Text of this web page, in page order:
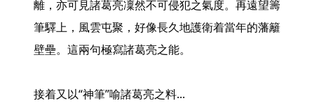
離，亦可見諸葛亮凜然不可侵犯之氣度。再遠望籌
筆驛上，風雲屯聚，好像長久地護衛着當年的藩籬
壁壘。這兩句極寫諸葛亮之能。
接着又以“神筆”喻諸葛亮之料...